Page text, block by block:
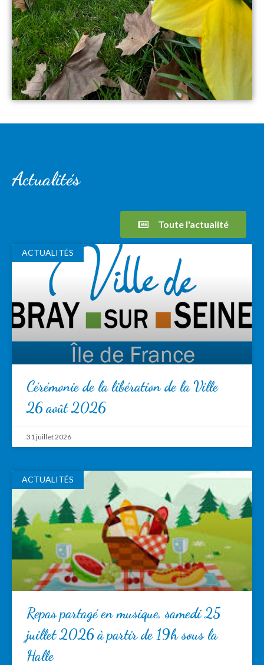
Actualités
Toute l'actualité
ACTUALITÉS
Cérémonie de la libération de la Ville
26 août 2026
31 juillet 2026
ACTUALITÉS
Repas partagé en musique, samedi 25
juillet 2026 à partir de 19h sous la
Halle